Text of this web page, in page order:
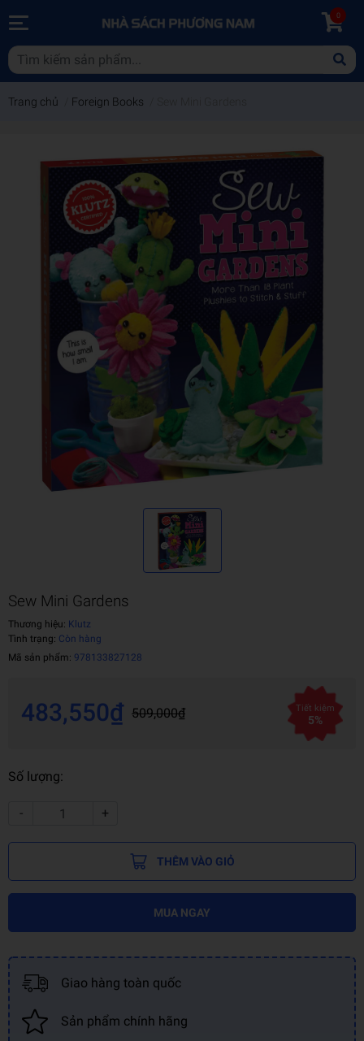
0
Trang chủ Foreign Books
Sew Mini Gardens
Thương hiệu: Klutz
Tình trạng: Còn hàng
Mã sản phẩm: 978133827128
483,550₫ 509,000₫ Tiết kiệm
5%
Số lượng:
- +
THÊM VÀO GIỎ
MUA NGAY
Giao hàng toàn quốc
Sản phẩm chính hãng